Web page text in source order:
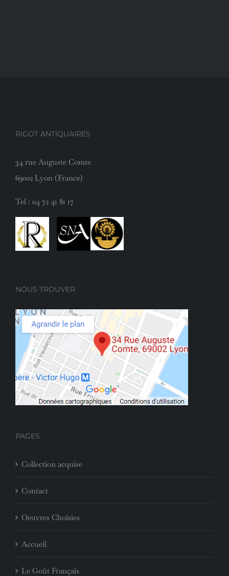
RIGOT ANTIQUAIRES
34 rue Auguste Comte
69002 Lyon (France)
Tel : 04 72 41 81 17
NOUS TROUVER
PAGES
Collection acquise
Contact
Oeuvres Choisies
Accueil
Le Goût Français